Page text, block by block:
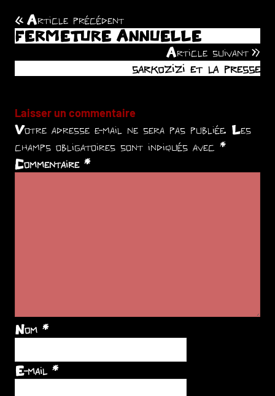
Navigation
de
l’article
Article précédent
FERMETURE ANNUELLE
Article suivant
sarkozizi et la presse
Laisser un commentaire
Votre adresse e-mail ne sera pas publiée. Les
champs obligatoires sont indiqués avec *
Commentaire *
Nom *
E-mail *